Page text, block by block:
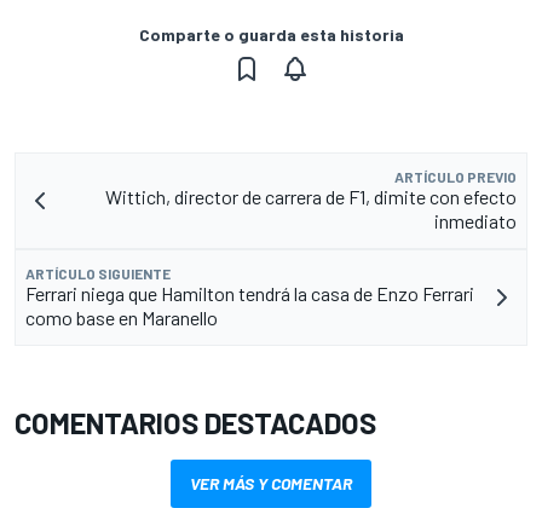
Comparte o guarda esta historia
ARTÍCULO PREVIO
Wittich, director de carrera de F1, dimite con efecto
inmediato
ARTÍCULO SIGUIENTE
Ferrari niega que Hamilton tendrá la casa de Enzo Ferrari
como base en Maranello
COMENTARIOS DESTACADOS
VER MÁS Y COMENTAR